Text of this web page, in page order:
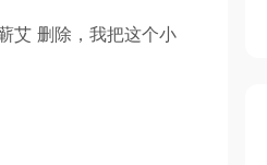
艾 删除，我把这个小